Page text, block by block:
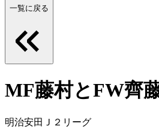
一覧に戻る
MF藤村とFW齊
明治安田Ｊ２リーグ